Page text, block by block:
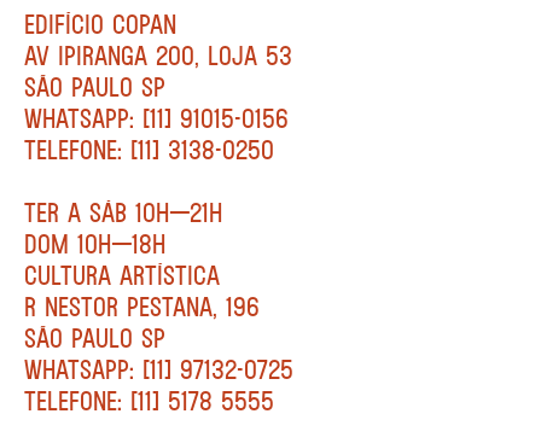
EDIFÍCIO COPAN
AV IPIRANGA 200, LOJA 53
SÃO PAULO SP
WHATSAPP: [11] 91015-0156
TELEFONE: [11] 3138-0250
TER A SÁB 10H—21H
DOM 10H—18H
CULTURA ARTÍSTICA
R NESTOR PESTANA, 196
SÃO PAULO SP
WHATSAPP: [11] 97132-0725
TELEFONE: [11] 5178 5555